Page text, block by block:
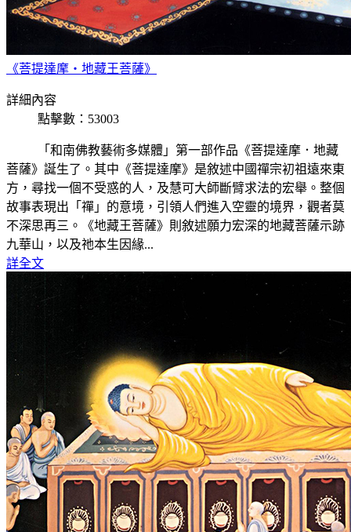
《菩提達摩‧地藏王菩薩》
詳細內容
點擊數：53003
「和南佛教藝術多媒體」第一部作品《菩提達摩．地藏
菩薩》誕生了。其中《菩提達摩》是敘述中國禪宗初祖遠來東
方，尋找一個不受惑的人，及慧可大師斷臂求法的宏舉。整個
故事表現出「禪」的意境，引領人們進入空靈的境界，觀者莫
不深思再三。《地藏王菩薩》則敘述願力宏深的地藏菩薩示跡
九華山，以及祂本生因緣...
詳全文